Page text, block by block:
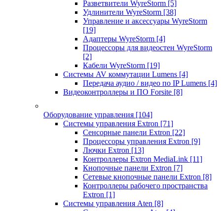
Разветвители WyreStorm [5]
Удлинители WyreStorm [38]
Управление и аксессуары WyreStorm
[19]
Адаптеры WyreStorm [4]
Процессоры для видеостен WyreStorm
[2]
Кабели WyreStorm [19]
Системы AV коммутации Lumens [4]
Передача аудио / видео по IP Lumens [4]
Видеоконтроллеры и ПО Forsite [8]
Оборудование управления [104]
Системы управления Extron [71]
Сенсорные панели Extron [22]
Процессоры управления Extron [9]
Лючки Extron [13]
Контроллеры Extron MediaLink [11]
Кнопочные панели Extron [7]
Сетевые кнопочные панели Extron [8]
Контроллеры рабочего пространства
Extron [1]
Системы управления Aten [8]